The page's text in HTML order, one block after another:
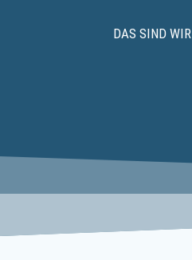
DAS SIND WIR